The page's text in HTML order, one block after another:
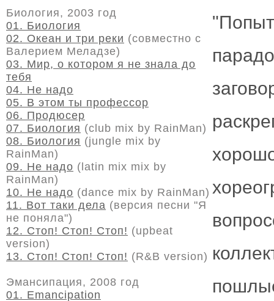
Биология, 2003 год
01. Биология
02. Океан и три реки (совместно с
Валерием Меладзе)
03. Мир, о котором я не знала до
тебя
04. Не надо
05. В этом ты профессор
06. Продюсер
07. Биология (club mix by RainMan)
08. Биология (jungle mix by
RainMan)
09. Не надо (latin mix mix by
RainMan)
10. Не надо (dance mix by RainMan)
11. Вот таки дела (версия песни "Я
не поняла")
12. Стоп! Стоп! Стоп! (upbeat
version)
13. Стоп! Стоп! Стоп! (R&B version)
Эмансипация, 2008 год
01. Emancipation